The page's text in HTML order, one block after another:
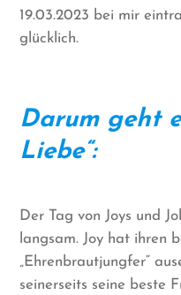
19.03.2023 bei mir
glücklich.
Darum geht
Liebe“:
Der Tag von Joys und
langsam. Joy hat ihren
„Ehrenbrautjungfer“
seinerseits seine beste